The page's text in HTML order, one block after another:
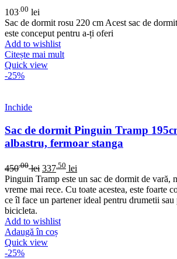
103.00 lei
Sac de dormit rosu 220 cm Acest sac de
este conceput pentru a-ți oferi
Add to wishlist
Citește mai mult
Quick view
-25%
Inchide
Sac de dormit Pinguin Tramp
albastru, fermoar stanga
450.00 lei 337 .50 lei
Pinguin Tramp este un sac de dormit de vară,
vreme mai rece. Cu toate acestea, este foarte
ce îl face un partener ideal pentru drumetii
bicicleta.
Add to wishlist
Adaugă în coș
Quick view
-25%